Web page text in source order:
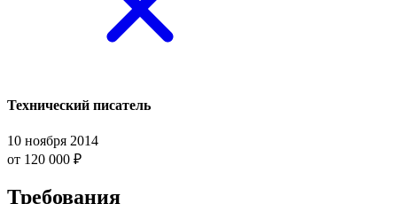
Технический писатель
10 ноября 2014
от 120 000 ₽
Требования